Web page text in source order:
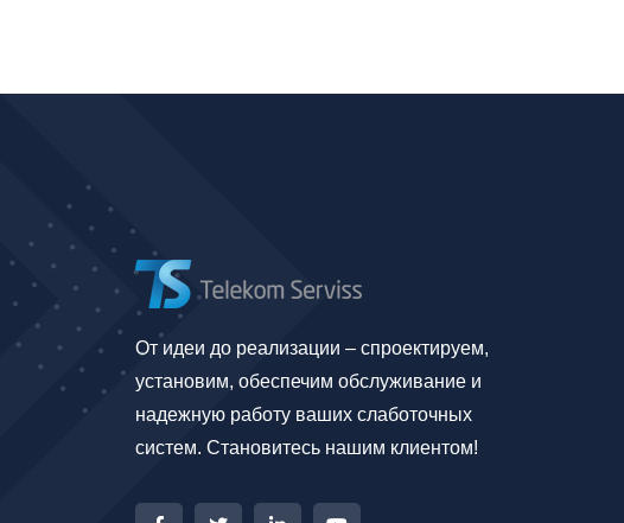
От идеи до реализации – спроектируем,
установим, обеспечим обслуживание и
надежную работу ваших слаботочных
систем. Становитесь нашим клиентом!